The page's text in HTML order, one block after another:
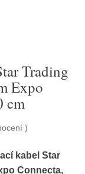
Trading
Expo
cm
)
kabel Star
Connecta,